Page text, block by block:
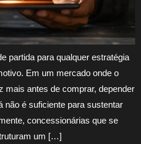
partida para qualquer estratégia
Em um mercado onde o
mais antes de comprar, depender
não é suficiente para sustentar
concessionárias que se
um […]